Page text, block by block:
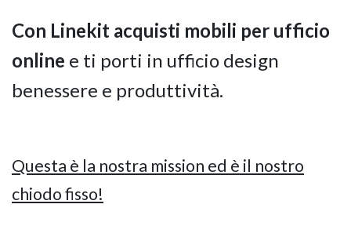
Con Linekit acquisti mobili per ufficio
online e ti porti in ufficio design
benessere e produttività.
Questa è la nostra mission ed è il nostro
chiodo fisso!